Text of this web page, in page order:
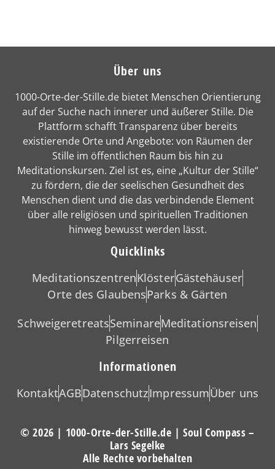
Über uns
1000-Orte-der-Stille.de bietet Menschen Orientierung
auf der Suche nach innerer und äußerer Stille. Die
Plattform schafft Transparenz über bereits
existierende Orte und Angebote: von Räumen der
Stille im öffentlichen Raum bis hin zu
Meditationskursen. Ziel ist es, eine „Kultur der Stille“
zu fördern, die der seelischen Gesundheit des
Menschen dient und die das verbindende Element
über alle religiösen und spirituellen Traditionen
hinweg bewusst werden lässt.
Quicklinks
MeditationszentrenKlösterGästehäuser
Orte des GlaubensParks & Gärten
SchweigeretreatsSeminareMeditationsreisen
Pilgerreisen
Informationen
KontaktAGBDatenschutzImpressumÜber uns
© 2026 | 1000-Orte-der-Stille.de | Soul Compass –
Lars Segelke
Alle Rechte vorbehalten